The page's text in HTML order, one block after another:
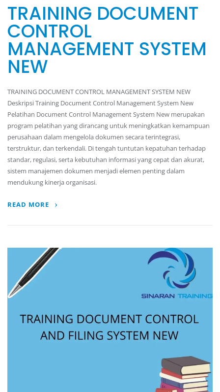
TRAINING DOCUMENT
CONTROL
MANAGEMENT SYSTEM
NEW
TRAINING DOCUMENT CONTROL MANAGEMENT SYSTEM NEW
Deskripsi Training Document Control Management System New
Pelatihan Document Control Management System New merupakan
program pelatihan yang dirancang untuk meningkatkan kemampuan
perusahaan dalam mengelola dokumen secara terintegrasi,
terstruktur, dan terkendali. Di tengah tuntutan kepatuhan terhadap
standar, regulasi, serta kebutuhan informasi yang cepat dan akurat,
sistem manajemen dokumen menjadi elemen penting dalam
mendukung kinerja organisasi.
READ MORE